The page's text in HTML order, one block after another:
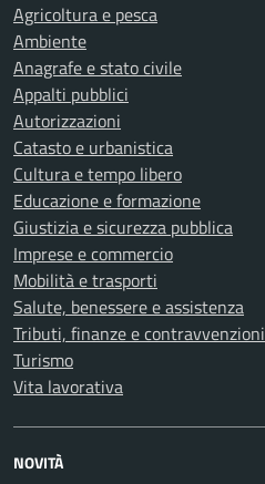
Agricoltura e pesca
Ambiente
Anagrafe e stato civile
Appalti pubblici
Autorizzazioni
Catasto e urbanistica
Cultura e tempo libero
Educazione e formazione
Giustizia e sicurezza pubblica
Imprese e commercio
Mobilità e trasporti
Salute, benessere e assistenza
Tributi, finanze e contravvenzioni
Turismo
Vita lavorativa
NOVITÀ